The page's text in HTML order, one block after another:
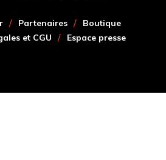
Partenaires
Boutique
et CGU
Espace presse